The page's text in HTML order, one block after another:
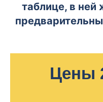
таблице, в
Цены